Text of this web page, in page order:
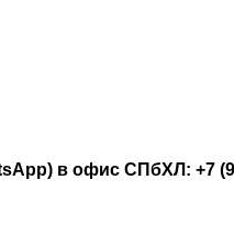
в офис СПбХЛ: +7